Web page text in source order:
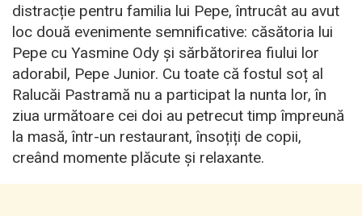
distracție pentru familia lui Pepe, întrucât au avut
loc două evenimente semnificative: căsătoria lui
Pepe cu Yasmine Ody și sărbătorirea fiului lor
adorabil, Pepe Junior. Cu toate că fostul soț al
Ralucăi Pastramă nu a participat la nunta lor, în
ziua următoare cei doi au petrecut timp împreună
la masă, într-un restaurant, însoțiți de copii,
creând momente plăcute și relaxante.